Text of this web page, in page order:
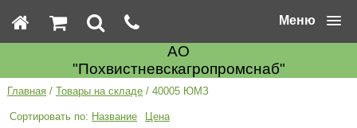
Меню
АО
"Похвистневскагропромснаб"
Главная/ Товары на складе/ 40005 ЮМЗ
Название
Цена